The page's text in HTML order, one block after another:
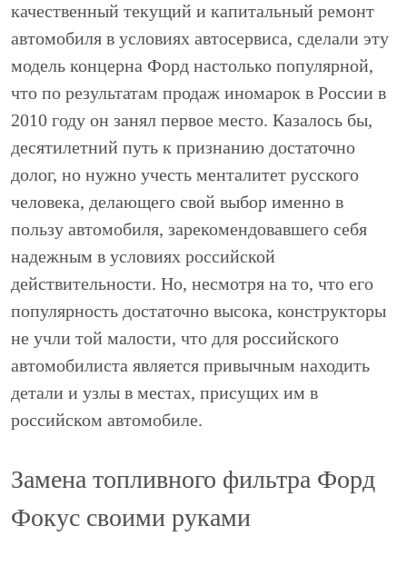
качественный текущий и капитальный ремонт
автомобиля в условиях автосервиса, сделали эту
модель концерна Форд настолько популярной,
что по результатам продаж иномарок в России в
2010 году он занял первое место. Казалось бы,
десятилетний путь к признанию достаточно
долог, но нужно учесть менталитет русского
человека, делающего свой выбор именно в
пользу автомобиля, зарекомендовавшего себя
надежным в условиях российской
действительности. Но, несмотря на то, что его
популярность достаточно высока, конструкторы
не учли той малости, что для российского
автомобилиста является привычным находить
детали и узлы в местах, присущих им в
российском автомобиле.
Замена топливного фильтра Форд
Фокус своими руками